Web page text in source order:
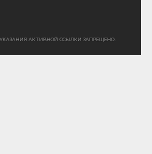
АКТИВНОЙ ССЫЛКИ ЗАПРЕЩЕНО.